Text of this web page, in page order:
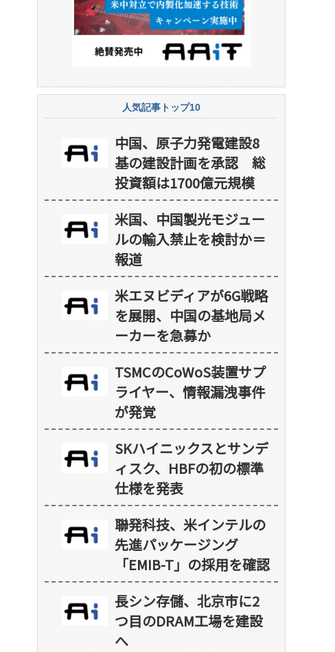
人気記事トップ10
中国、原子力発電建設8
基の建設計画を承認 総
投資額は1700億元規模
米国、中国製光モジュー
ルの輸入禁止を検討か＝
報道
米エヌビディアが6G戦略
を展開、中国の基地局メ
ーカーを急募か
TSMCのCoWoS装置サプ
ライヤー、情報漏洩事件
が発覚
SKハイニックスとサンデ
ィスク、HBFの初の標準
仕様を発表
聯発科技、米インテルの
先進パッケージング
「EMIB-T」の採用を確認
長シン存儲、北京市に2
つ目のDRAM工場を建設
へ